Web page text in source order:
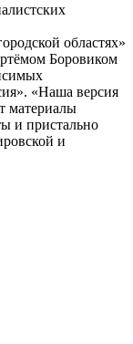
областях»
Боровиком
«Наша версия
материалы
и пристально
и